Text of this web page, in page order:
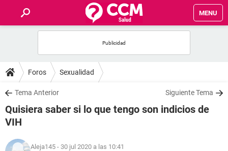
MENU
FOROS
SALUD
FAMILIA
NUTRICIÓN
Foros Sexualidad
Tema Anterior Siguiente Tema
Quisiera saber si lo que tengo son indicios de
VIH
Aleja145 - 30 jul 2020 a las 10:41